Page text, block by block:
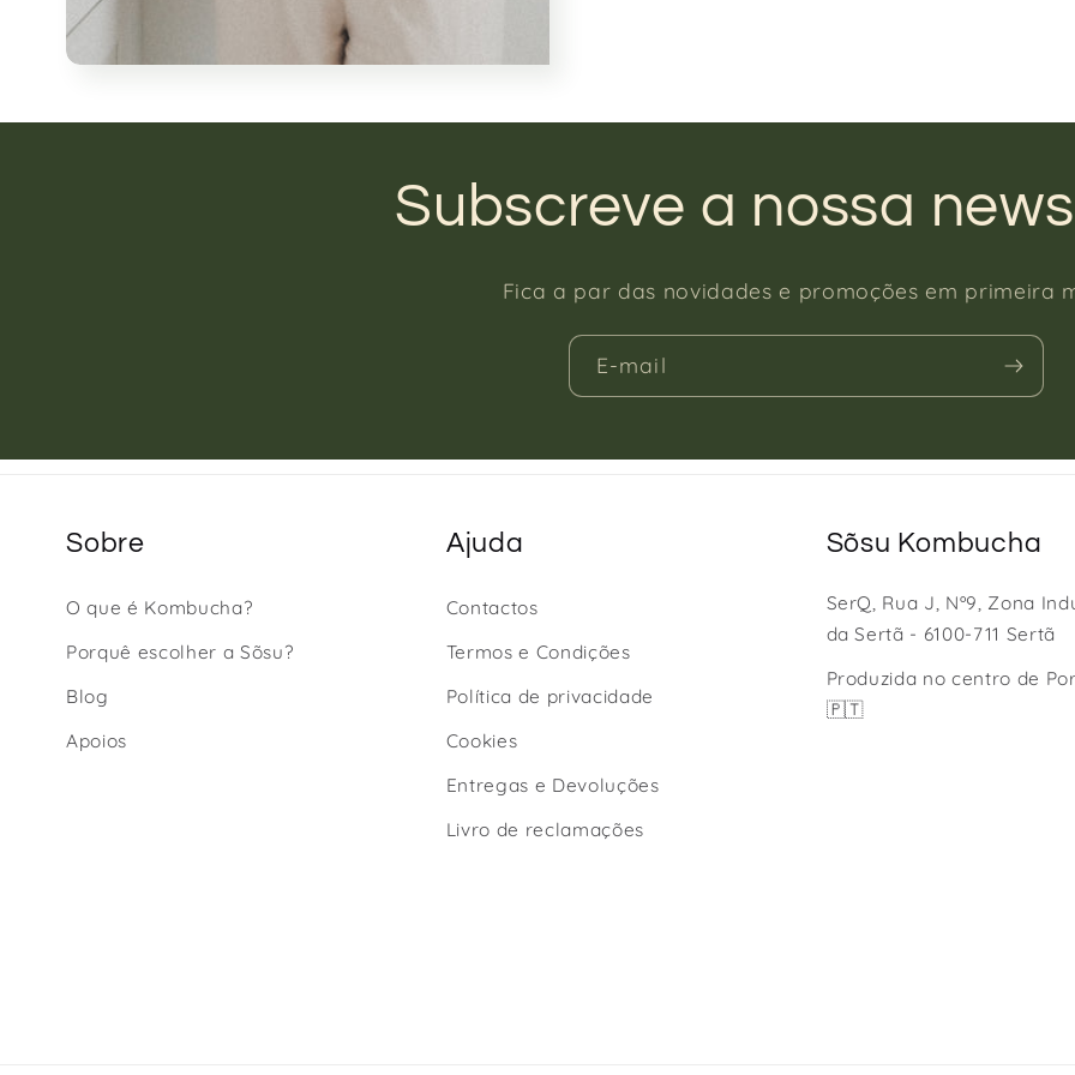
Subscreve a nossa
Fica a par das novidades e promoções em primeira
E-mail
Sobre
O que é Kombucha?
Porquê escolher a Sõsu?
Blog
Apoios
Ajuda
Contactos
Termos e Condições
Política de privacidade
Cookies
Entregas e Devoluções
Livro de reclamações
Sõsu Kombucha
SerQ, Rua J, Nº9, Zona
da Sertã - 6100-711 Sertã
Produzida no centro de
🇵🇹